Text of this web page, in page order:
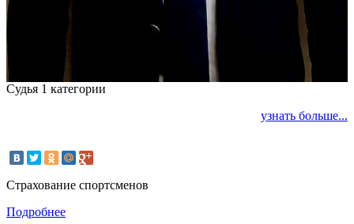
Судья 1 категории
узнать больше...
Страхование спортсменов
Подробнее